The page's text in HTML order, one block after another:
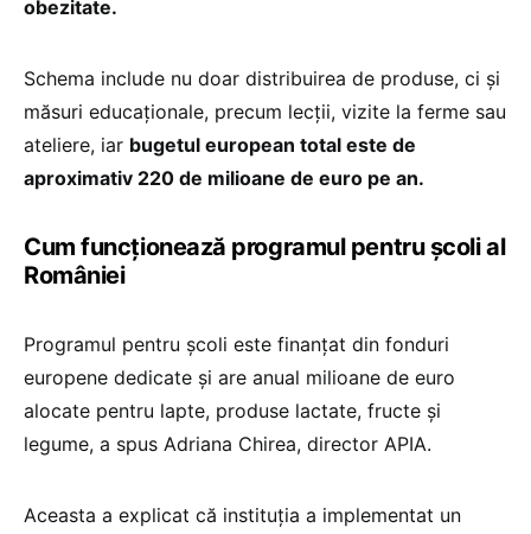
obezitate.
Schema include nu doar distribuirea de produse, ci și
măsuri educaționale, precum lecții, vizite la ferme sau
ateliere, iar bugetul european total este de
aproximativ 220 de milioane de euro pe an.
Cum funcționează programul pentru școli al
României
Programul pentru școli este finanțat din fonduri
europene dedicate și are anual milioane de euro
alocate pentru lapte, produse lactate, fructe și
legume, a spus Adriana Chirea, director APIA.
Aceasta a explicat că instituția a implementat un